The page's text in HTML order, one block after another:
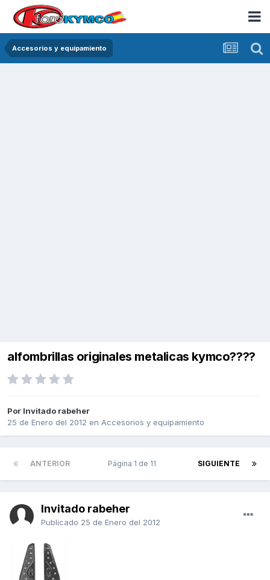
Accesorios y equipamiento
alfombrillas originales metalicas kymco????
Por Invitado rabeher
25 de Enero del 2012 en Accesorios y equipamiento
ANTERIOR SIGUIENTE
Página 1 de 11
Invitado rabeher
Publicado 25 de Enero del 2012